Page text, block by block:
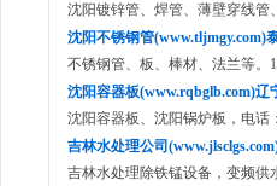
沈阳镀锌管、焊管、薄壁穿线管
沈阳不锈钢管(www.tljmgy.com)
不锈钢管、板、棒材、法兰等。
沈阳容器板(www.rqbglb.com)辽
沈阳容器板、沈阳锅炉板，电话
吉林水处理公司
吉林水处理除铁锰设备，变频